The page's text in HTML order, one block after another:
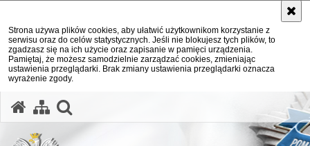
Strona używa plików cookies, aby ułatwić użytkownikom korzystanie z
serwisu oraz do celów statystycznych. Jeśli nie blokujesz tych plików, to
zgadzasz się na ich użycie oraz zapisanie w pamięci urządzenia.
Pamiętaj, że możesz samodzielnie zarządzać cookies, zmieniając
ustawienia przeglądarki. Brak zmiany ustawienia przeglądarki oznacza
wyrażenie zgody.